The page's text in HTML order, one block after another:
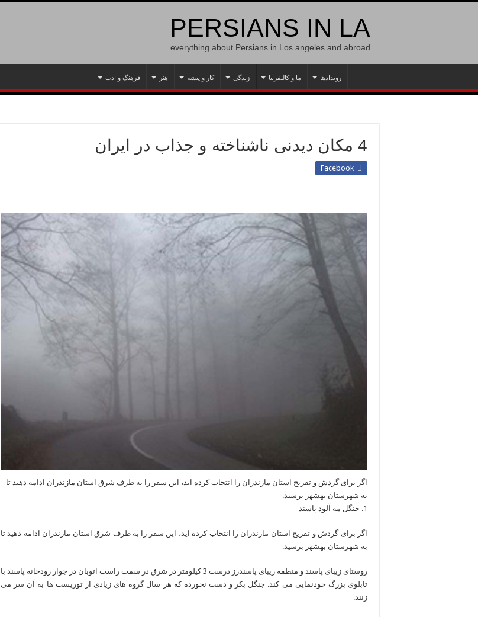
PERSIANS IN LA
everything about Persians in Los angeles and abroad
رویدادها ما و کالیفرنیا زندگی کار و پیشه هنر فرهنگ و ادب
4 مکان دیدنی ناشناخته و جذاب در ایران
Facebook
اگر برای گردش و تفریح استان مازندران را انتخاب کرده اید، این سفر را به طرف شرق استان مازندران ادامه دهید تا
به شهرستان بهشهر برسید.
1. جنگل مه آلود پاسند
اگر برای گردش و تفریح استان مازندران را انتخاب کرده اید، این سفر را به طرف شرق استان مازندران ادامه دهید تا
به شهرستان بهشهر برسید.
روستای زیبای پاسند و منطقه زیبای پاسندرز درست 3 کیلومتر در شرق در سمت راست اتوبان در جوار رودخانه پاسند با
تابلوی بزرگ خودنمایی می کند. جنگل بکر و دست نخورده که هر سال گروه های زیادی از توریست ها به آن سر می
زنند.